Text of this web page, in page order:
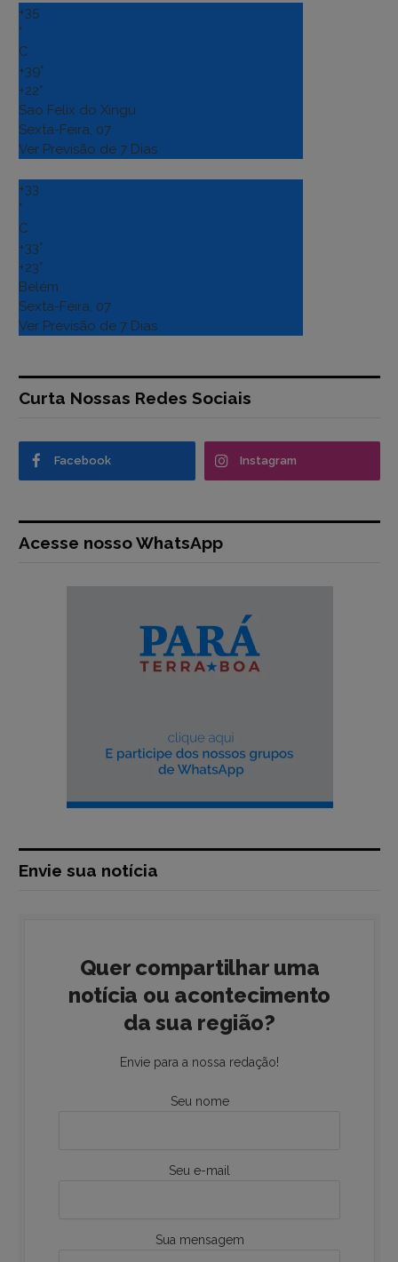
+35
°
C
+39°
+22°
Sao Felix do Xingu
Sexta-Feira, 07
Ver Previsão de 7 Dias
+33
°
C
+33°
+23°
Belém
Sexta-Feira, 07
Ver Previsão de 7 Dias
Curta Nossas Redes Sociais
Facebook Instagram
Acesse nosso WhatsApp
Envie sua notícia
Quer compartilhar uma
notícia ou acontecimento
da sua região?
Envie para a nossa redação!
Seu nome
Seu e-mail
Sua mensagem